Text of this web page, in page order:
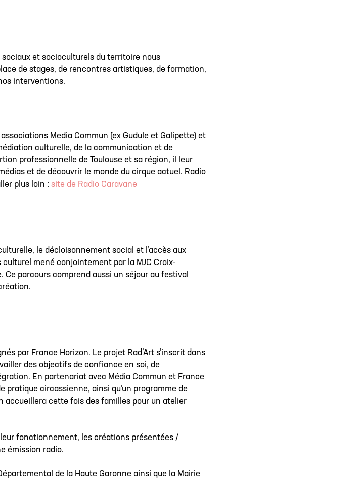
et socioculturels du territoire nous
de stages, de rencontres artistiques, de formation,
interventions.
Media Commun (ex Gudule et Galipette) et
culturelle, de la communication et de
professionnelle de Toulouse et sa région, il leur
et de découvrir le monde du cirque actuel. Radio
plus loin : site de Radio Caravane
le décloisonnement social et l’accès aux
culturel mené conjointement par la MJC Croix-
Ce parcours comprend aussi un séjour au festival
par France Horizon. Le projet Rad’Art s’inscrit dans
des objectifs de confiance en soi, de
En partenariat avec Média Commun et France
pratique circassienne, ainsi qu’un programme de
accueillera cette fois des familles pour un atelier
fonctionnement, les créations présentées /
émission radio.
de la Haute Garonne ainsi que la Mairie